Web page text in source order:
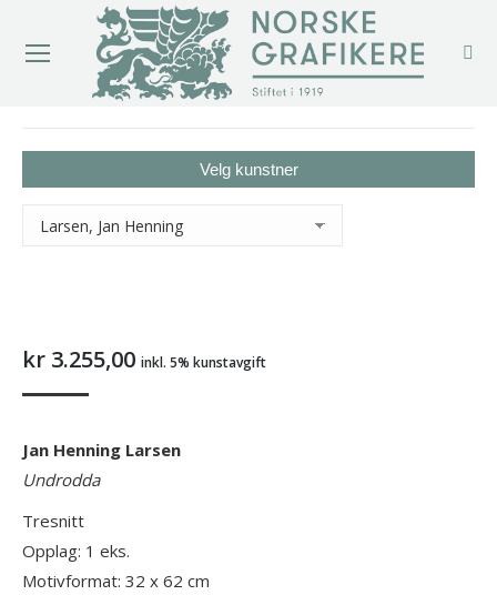
Velg kunstner
kr 3.255,00 inkl. 5% kunstavgift
Jan Henning Larsen
Undrodda
Tresnitt
Opplag: 1 eks.
Motivformat: 32 x 62 cm